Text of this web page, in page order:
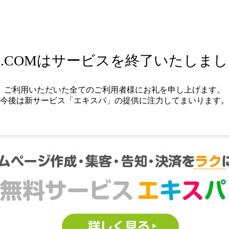
はサービスを終了いたしま
ご利用いただいた全てのご利用者様にお礼を申し上げます。
今後は新サービス「エキスパ」の提供に注力してまいります。